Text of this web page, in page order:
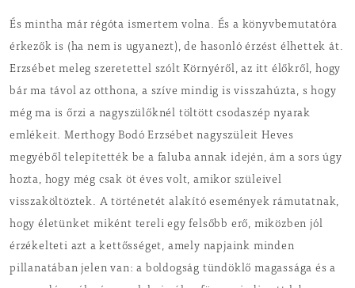
És mintha már régóta ismertem volna. És a könyvbemutatóra
érkezők is (ha nem is ugyanezt), de hasonló érzést élhettek át.
Erzsébet meleg szeretettel szólt Környéről, az itt élőkről, hogy
bár ma távol az otthona, a szíve mindig is visszahúzta, s hogy
még ma is őrzi a nagyszülőknél töltött csodaszép nyarak
emlékeit. Merthogy Bodó Erzsébet nagyszüleit Heves
megyéből telepítették be a faluba annak idején, ám a sors úgy
hozta, hogy még csak öt éves volt, amikor szüleivel
visszaköltöztek. A történetét alakító események rámutatnak,
hogy életünket miként tereli egy felsőbb erő, miközben jól
érzékelteti azt a kettősséget, amely napjaink minden
pillanatában jelen van: a boldogság tündöklő magassága és a